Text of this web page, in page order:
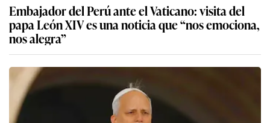
Embajador del Perú ante el Vaticano: visita del
papa León XIV es una noticia que “nos emociona,
nos alegra”